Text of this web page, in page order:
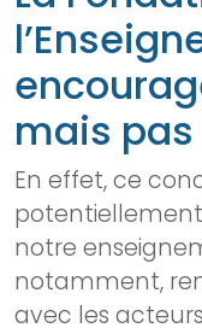
mais
En effet, ce
notre
notamment,
avec les